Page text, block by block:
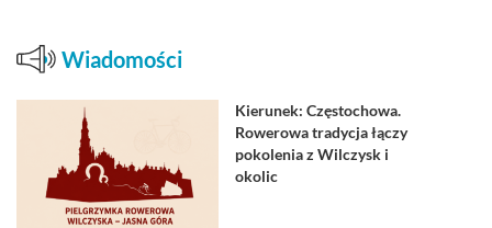
Wiadomości
Kierunek: Częstochowa.
Rowerowa tradycja łączy
pokolenia z Wilczysk i
okolic